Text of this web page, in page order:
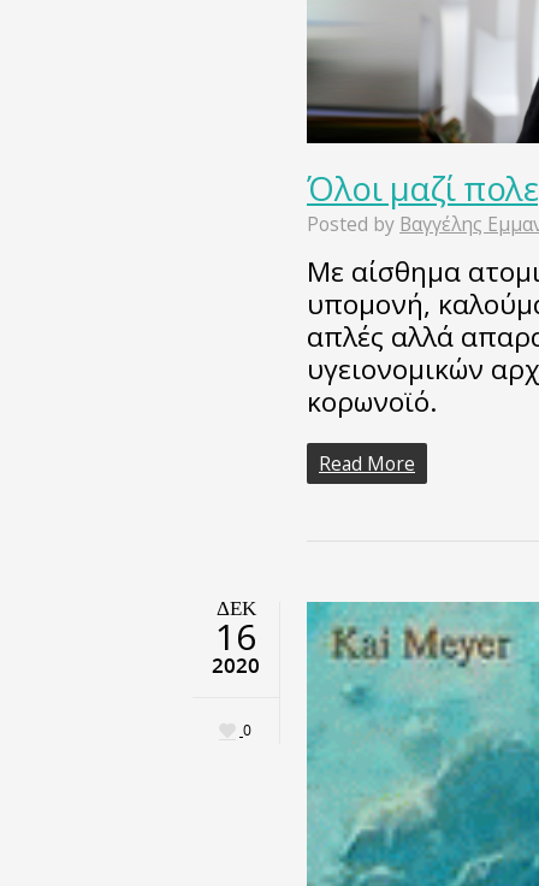
Όλοι μαζί
Posted by Βαγγέλης
Με αίσθημα
υπομονή,
απλές αλλά
υγειονομικών
κορωνοϊό.
Read More
ΔΕΚ
16
2020
0